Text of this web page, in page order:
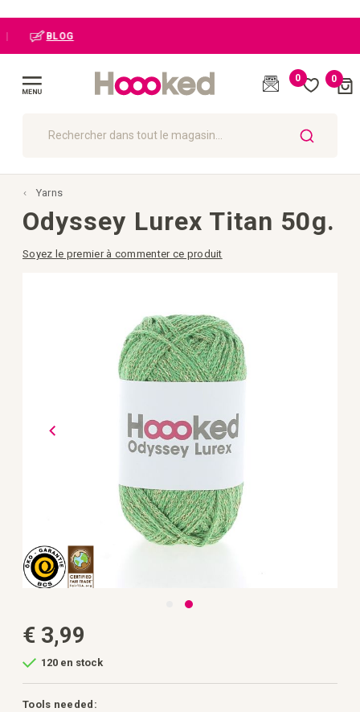
BLOG
0 0Cart
Yarns
au
début
la
Odyssey Lurex Titan 50g.
Soyez le premier à commenter ce produit
€ 3,99
120 en stock
Tools needed: